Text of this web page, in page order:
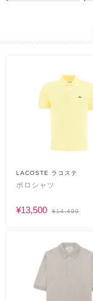
LACOSTE ラコステ
ポロシャツ
¥13,500 ¥14,400